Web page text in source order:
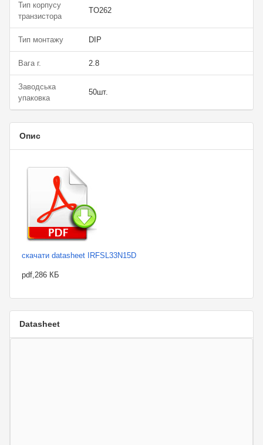
Тип корпусу
транзистора
TO262
Тип монтажу DIP
Вага г. 2.8
Заводська
упаковка
50шт.
Опис
скачати datasheet IRFSL33N15D
pdf,286 КБ
Datasheet